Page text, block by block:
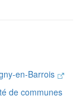
en-Barrois
de communes